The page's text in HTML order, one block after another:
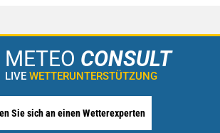
METEO CONSULT
LIVE WETTERUNTERSTÜTZUNG
Sie sich an einen Wetterexperten